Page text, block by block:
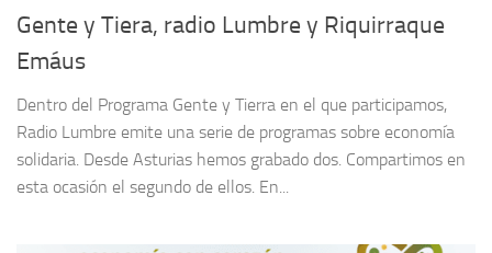
Gente y Tiera, radio Lumbre y Riquirraque
Emáus
Dentro del Programa Gente y Tierra en el que participamos,
Radio Lumbre emite una serie de programas sobre economía
solidaria. Desde Asturias hemos grabado dos. Compartimos en
esta ocasión el segundo de ellos. En...